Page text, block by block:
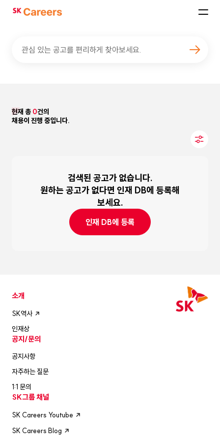
SK
관심 있는 공고를 편리하게 찾아보세요.
현재 총 0건의
채용이 진행 중입니다.
검색된 공고가 없습니다.
원하는 공고가 없다면 인재 DB에 등록해
보세요.
인재 DB에 등록
소개
SK역사
인재상
공지/문의
공지사항
자주하는 질문
1:1 문의
SK그룹 채널
SK Careers Youtube
SK Careers Blog